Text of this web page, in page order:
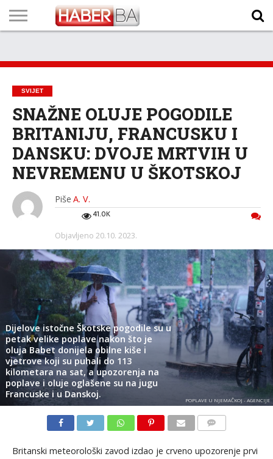
TECH
PROGRAM
PROGNOZA
PUTEVIMA
LISTA
NAMA
SVIJET
SNAŽNE OLUJE POGODILE
BRITANIJU, FRANCUSKU I
DANSKU: DVOJE MRTVIH U
NEVREMENU U ŠKOTSKOJ
Piše A. V.
41.0K
Objavljeno 20.10. 2023.
Dijelove istočne Škotske pogodile su u
petak velike poplave nakon što je
oluja Babet donijela obilne kiše i
vjetrove koji su puhali do 113
kilometara na sat, a upozorenja na
poplave i oluje oglašene su na jugu
Francuske i u Danskoj.
POPLAVE U NJEMAČKOJ - AGENCIJE
Britanski meteorološki zavod izdao je crveno upozorenje prvi